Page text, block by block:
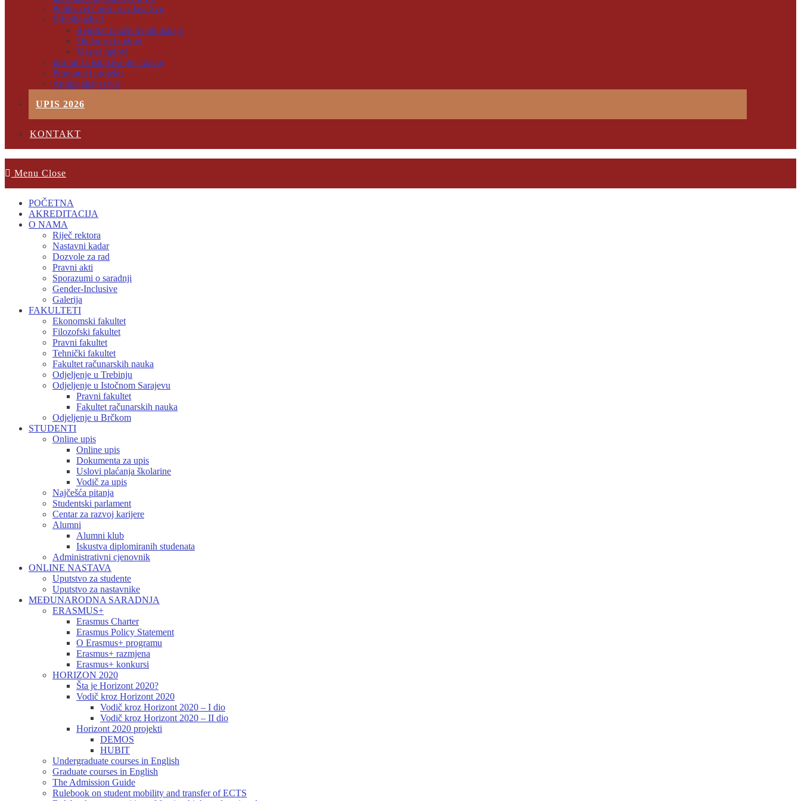
Politika etičnosti u izdavaštvu
E-biblioteka
Registar naučnih publikacija
Diplomski radovi
Master radovi
Institut za istraživanje i razvoj
Programi i projekti
Antiplagijat servis
UPIS 2026
KONTAKT
Menu Close
POČETNA
AKREDITACIJA
O NAMA
Riječ rektora
Nastavni kadar
Dozvole za rad
Pravni akti
Sporazumi o saradnji
Gender-Inclusive
Galerija
FAKULTETI
Ekonomski fakultet
Filozofski fakultet
Pravni fakultet
Tehnički fakultet
Fakultet računarskih nauka
Odjeljenje u Trebinju
Odjeljenje u Istočnom Sarajevu
Pravni fakultet
Fakultet računarskih nauka
Odjeljenje u Brčkom
STUDENTI
Online upis
Online upis
Dokumenta za upis
Uslovi plaćanja školarine
Vodič za upis
Najčešća pitanja
Studentski parlament
Centar za razvoj karijere
Alumni
Alumni klub
Iskustva diplomiranih studenata
Administrativni cjenovnik
ONLINE NASTAVA
Uputstvo za studente
Uputstvo za nastavnike
MEĐUNARODNA SARADNJA
ERASMUS+
Erasmus Charter
Erasmus Policy Statement
O Erasmus+ programu
Erasmus+ razmjena
Erasmus+ konkursi
HORIZON 2020
Šta je Horizont 2020?
Vodič kroz Horizont 2020
Vodič kroz Horizont 2020 – I dio
Vodič kroz Horizont 2020 – II dio
Horizont 2020 projekti
DEMOS
HUBIT
Undergraduate courses in English
Graduate courses in English
The Admission Guide
Rulebook on student mobility and transfer of ECTS